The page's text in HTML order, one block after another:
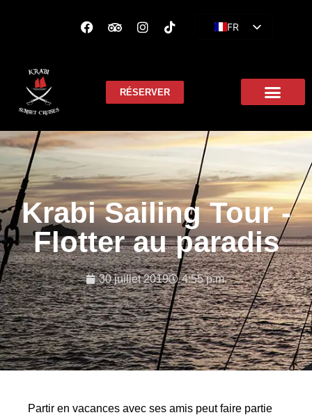
FR
RÉSERVER
Krabi Sailing Tour -
Flotter au paradis
30 juillet 2019 4:55 p.m.
Partir en vacances avec ses amis peut faire partie